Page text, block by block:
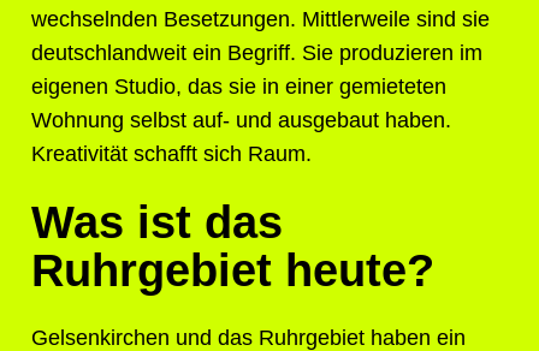
wechselnden Besetzungen. Mittlerweile sind sie
deutschlandweit ein Begriff. Sie produzieren im
eigenen Studio, das sie in einer gemieteten
Wohnung selbst auf- und ausgebaut haben.
Kreativität schafft sich Raum.
Was ist das
Ruhrgebiet heute?
Gelsenkirchen und das Ruhrgebiet haben ein